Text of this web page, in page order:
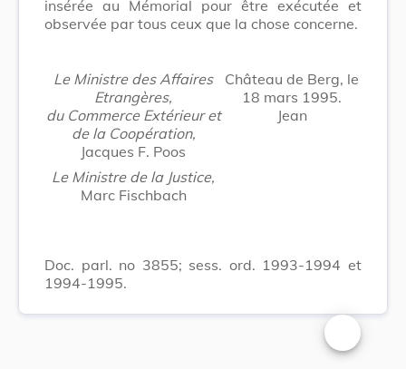
insérée au Mémorial pour être exécutée et
observée par tous ceux que la chose concerne.
Le Ministre des Affaires
Etrangères,
du Commerce Extérieur et
de la Coopération,
Jacques F. Poos
Le Ministre de la Justice,
Marc Fischbach
Château de Berg, le
18 mars 1995.
Jean
Doc. parl. no 3855; sess. ord. 1993-1994 et
1994-1995.
Changer la